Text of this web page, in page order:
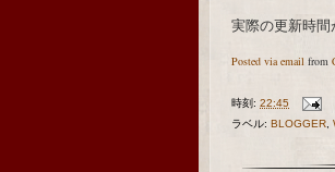
実際の更新時間
Posted via email from
時刻: 22:45
ラベル: BLOGGER,